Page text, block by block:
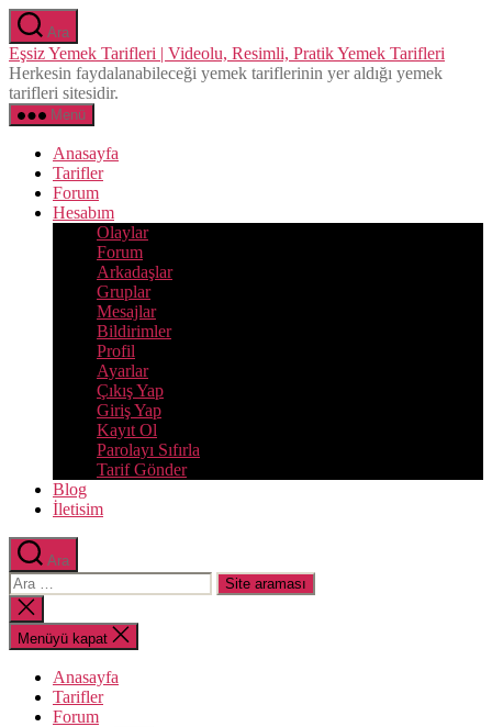
İçeriğe
atla
Ara
Eşsiz Yemek Tarifleri | Videolu, Resimli, Pratik Yemek Tarifleri
Herkesin faydalanabileceği yemek tariflerinin yer aldığı yemek
tarifleri sitesidir.
Menü
Anasayfa
Tarifler
Forum
Hesabım
Olaylar
Forum
Arkadaşlar
Gruplar
Mesajlar
Bildirimler
Profil
Ayarlar
Çıkış Yap
Giriş Yap
Kayıt Ol
Parolayı Sıfırla
Tarif Gönder
Blog
İletisim
Ara
Arama
yap:
Aramayı
kapat
Menüyü kapat
Anasayfa
Tarifler
Forum